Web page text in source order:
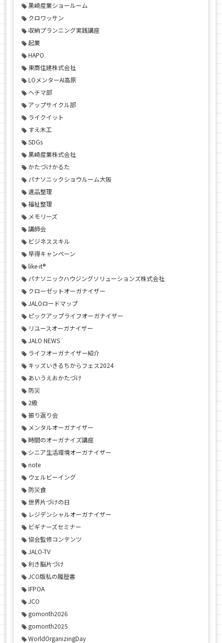
黒崎産業ショールーム
クロワッサン
収納プランニング実践講座
起業
HAPO
東商住建株式会社
LOメンターAI高原
ヘチマ部
アップサイクル部
ライクイット
すえ木工
SDGs
黒崎産業株式会社
かたづけかるた
パナソニックショウルーム大阪
遺品整理
福祉整理
メモリーズ
講師会
ビジネススキル
早得キャンペーン
like-it®
パナソニックハウジングソリューションズ株式会社
クローゼットオーガナイザー
JALOロードマップ
ピックアップライフオーガナイザー
リユースオーガナイザー
JALO NEWS
ライフオーガナイザー紹介
キッズいきるちからフェス2024
あいうえおかたづけ
防災
2級
振り返り会
メンタルオーガナイザー
時間のオーガナイズ講座
シニア生活環境オーガナイザー
note
ウェルビーイング
防災食
世界片づけの日
レジデンシャルオーガナイザー
ビギナーズセミナー
協会監修コンテンツ
JALO-TV
利き脳片づけ
JCO版私の履歴書
IFPOA
JCO
gomonth2026
gomonth2025
WorldOrganizingDay